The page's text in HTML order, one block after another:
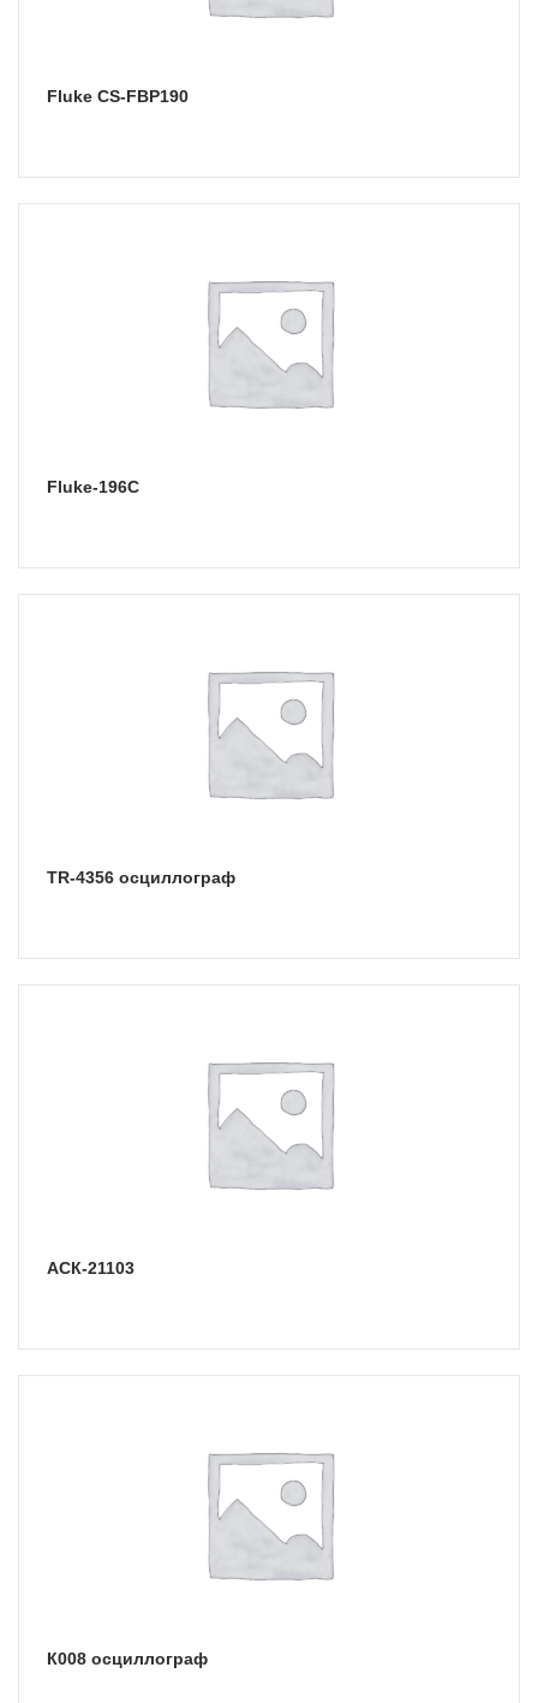
Fluke CS-FBP190
Fluke-196C
TR-4356 осциллограф
АСК-21103
К008 осциллограф